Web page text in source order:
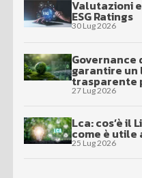
Valutazioni e
ESG Ratings
30 Lug 2026
Governance
garantire
trasparente
27 Lug 2026
Lca: cos’è il
come è utile
25 Lug 2026